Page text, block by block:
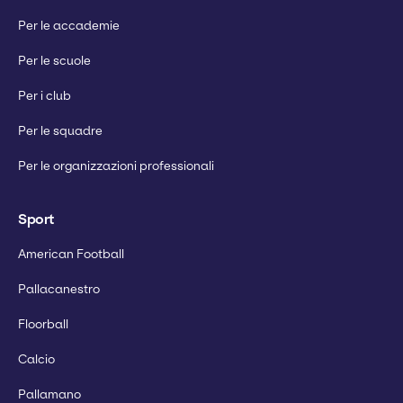
Per le accademie
Per le scuole
Per i club
Per le squadre
Per le organizzazioni professionali
Sport
American Football
Pallacanestro
Floorball
Calcio
Pallamano